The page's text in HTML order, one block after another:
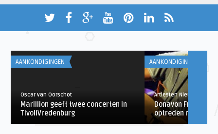
AANKONDIGINGEN
Oscar van Oorschot
Marillion geeft twee concerten in
TivoliVredenburg
AANKONDIGINGEN
Artiesten Nieuws
Donavon
optreden naar